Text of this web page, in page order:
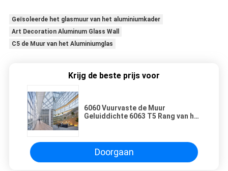
Geïsoleerde het glasmuur van het aluminiumkader
Art Decoration Aluminum Glass Wall
C5 de Muur van het Aluminiumglas
Krijg de beste prijs voor
6060 Vuurvaste de Muur
Geluiddichte 6063 T5 Rang van het
Doorgaan